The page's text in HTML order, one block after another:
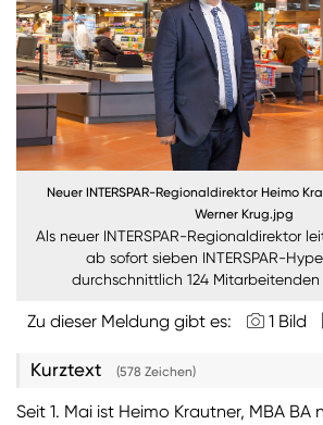
Kärnten
Unternehmen
Nachhaltigkeit
ANMELDEN
Sie wollen unsere aktuellen
automatisch per E-Mail erhalten?
einfach Ihre Daten in unseren
(Bitte beachten Sie, dass der
ausschließlich für Medienkontakte
Neuer INTERSPAR-Regionaldirektor Heimo
Werner Krug.jpg
Als neuer INTERSPAR-Regionaldirektor
ab sofort sieben INTERSPAR-
durchschnittlich 124
Zu dieser Meldung gibt es: 1 Bild
Kurztext (578 Zeichen)
Seit 1. Mai ist Heimo Krautner, MBA BA